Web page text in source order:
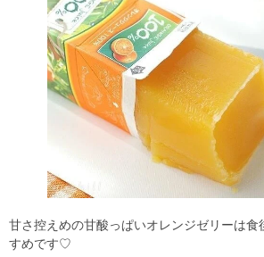
甘さ控えめの甘酸っぱいオレンジゼリーは食
すめです♡